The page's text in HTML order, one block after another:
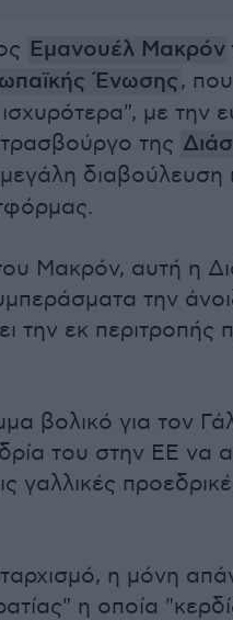
Εμανουέλ Μακρόν
Ένωσης,
με την
της
μεγάλη
Μακρόν, αυτή η
την
την εκ περιτροπής
βολικό για τον
του στην ΕΕ να
γαλλικές
η μόνη
η οποία